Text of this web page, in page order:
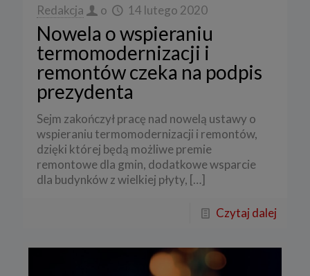
Redakcja o 14 lutego 2020
Nowela o wspieraniu
termomodernizacji i
remontów czeka na podpis
prezydenta
Sejm zakończył pracę nad nowelą ustawy o
wspieraniu termomodernizacji i remontów,
dzięki której będą możliwe premie
remontowe dla gmin, dodatkowe wsparcie
dla budynków z wielkiej płyty, […]
Czytaj dalej